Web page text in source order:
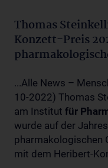
Thomas
Konzett-Preis
...Alle News –
10-2022) Thomas
am Institut für
wurde auf der
pharmakologischen
mit dem Heribert-